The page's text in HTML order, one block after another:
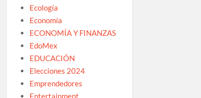
Ecología
Economía
ECONOMÍA Y FINANZAS
EdoMex
EDUCACIÓN
Elecciones 2024
Emprendedores
Entertainment